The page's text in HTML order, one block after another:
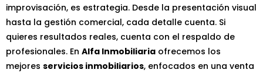
improvisación, es estrategia. Desde la presentación visual
hasta la gestión comercial, cada detalle cuenta. Si
quieres resultados reales, cuenta con el respaldo de
profesionales. En Alfa Inmobiliaria ofrecemos los
mejores servicios inmobiliarios, enfocados en una venta